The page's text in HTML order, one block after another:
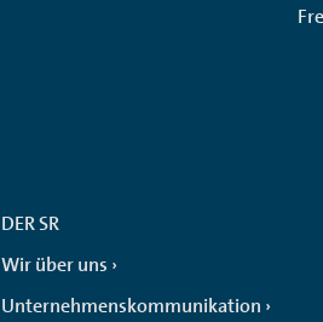
DER SR
Wir über uns
Unternehmenskommunikation